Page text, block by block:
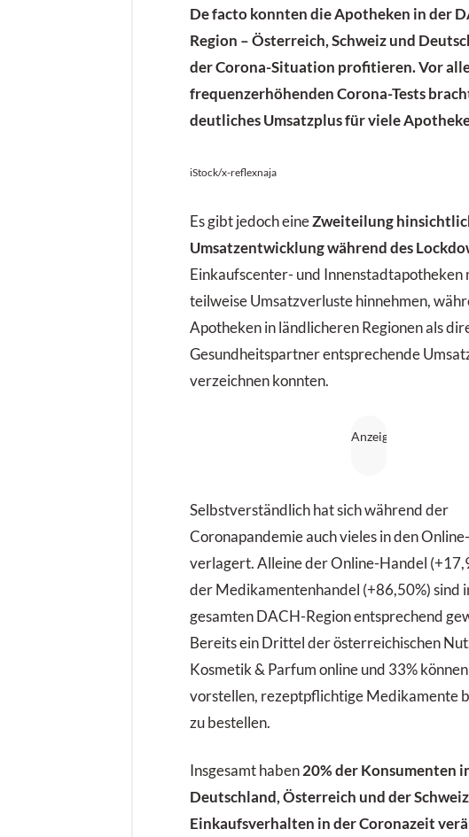
De facto konnten die Apotheken in der
Region – Österreich, Schweiz und
der Corona-Situation profitieren. Vor
frequenzerhöhenden Corona-Tests
deutliches Umsatzplus für viele
iStock/x-reflexnaja
Es gibt jedoch eineZweiteilung
Umsatzentwicklung während des
Einkaufscenter- und Innenstadtapotheken
teilweise Umsatzverluste hinnehmen,
Apotheken in ländlicheren Regionen als
Gesundheitspartner entsprechende
verzeichnen konnten.
Selbstverständlich hat sich während der
Coronapandemie auch vieles in den
verlagert. Alleine der Online-Handel
der Medikamentenhandel (+86,50%) sind
gesamten DACH-Region entsprechend
Bereits ein Drittel der österreichischen
Kosmetik & Parfum online und 33%
vorstellen, rezeptpflichtige Medikamente
zu bestellen.
Insgesamt haben20% der Konsumenten
Deutschland, Österreich und der
Einkaufsverhalten in der Coronazeit